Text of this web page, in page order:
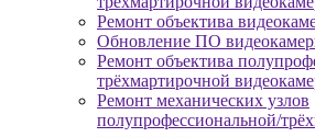
Ремонт объектива
Обновление ПО
Ремонт объектива
трёхмартирочной
Ремонт механических узлов
полупрофессиональной/